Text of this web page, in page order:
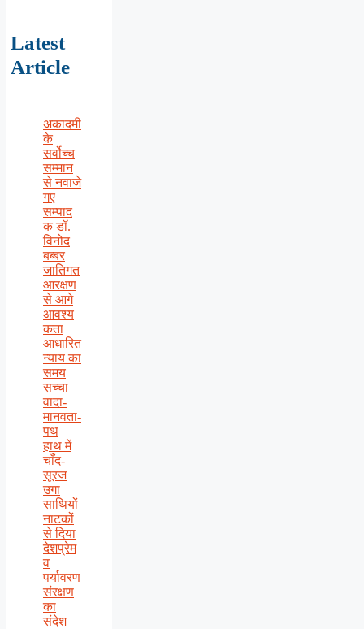
Latest
Article
अकादमी
के
सर्वोच्च
सम्मान
से नवाजे
गए
सम्पाद
क डॉ.
विनोद
बब्बर
जातिगत
आरक्षण
से आगे
आवश्य
कता
आधारित
न्याय का
समय
सच्चा
वादा-
मानवता-
पथ
हाथ में
चाँद-
सूरज
उगा
साथियों
नाटकों
से दिया
देशप्रेम
व
पर्यावरण
संरक्षण
का
संदेश